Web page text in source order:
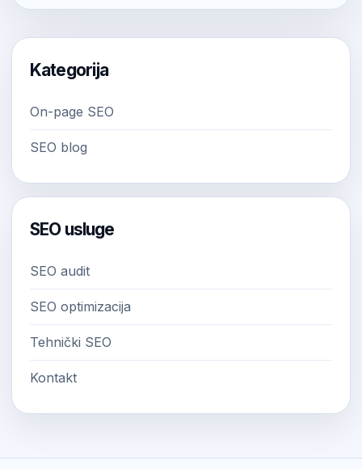
Kategorija
On-page SEO
SEO blog
SEO usluge
SEO audit
SEO optimizacija
Tehnički SEO
Kontakt